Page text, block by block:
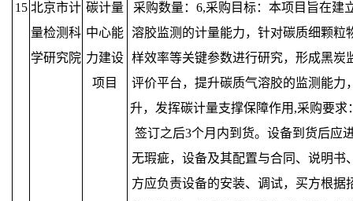
15 北京市计
量检测科
学研究院
碳计量
中心能
力建设
项目
采购数量：6,采购目标：本项目旨在建
溶胶监测的计量能力，针对碳质细颗粒
样效率等关键参数进行研究，形成黑炭
评价平台，提升碳质气溶胶的监测能力
升，发挥碳计量支撑保障作用,采购要
签订之后3个月内到货。设备到货后应
无瑕疵，设备及其配置与合同、说明书
方应负责设备的安装、调试，买方根据